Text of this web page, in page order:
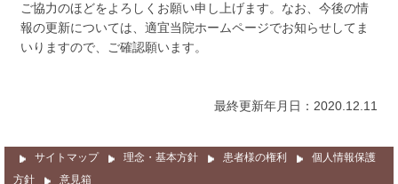
ご協力のほどをよろしくお願い申し上げます。なお、今後の情
報の更新については、適宜当院ホームページでお知らせしてま
いりますので、ご確認願います。
最終更新年月日：2020.12.11
サイトマップ 理念・基本方針 患者様の権利
個人情報保護
方針
意見箱